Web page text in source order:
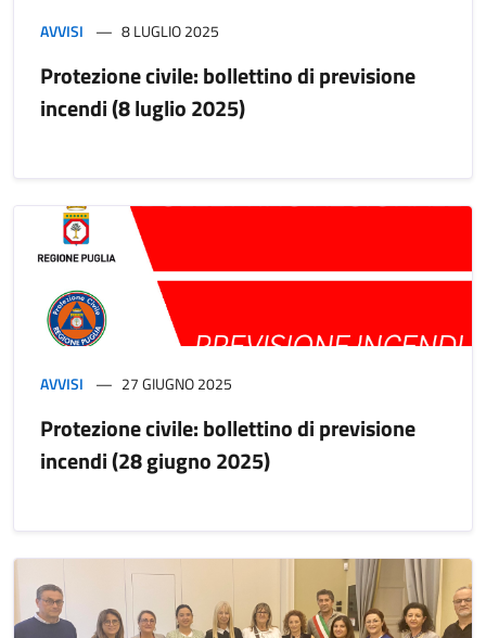
AVVISI 8 LUGLIO 2025
Protezione civile: bollettino di previsione
incendi (8 luglio 2025)
AVVISI 27 GIUGNO 2025
Protezione civile: bollettino di previsione
incendi (28 giugno 2025)